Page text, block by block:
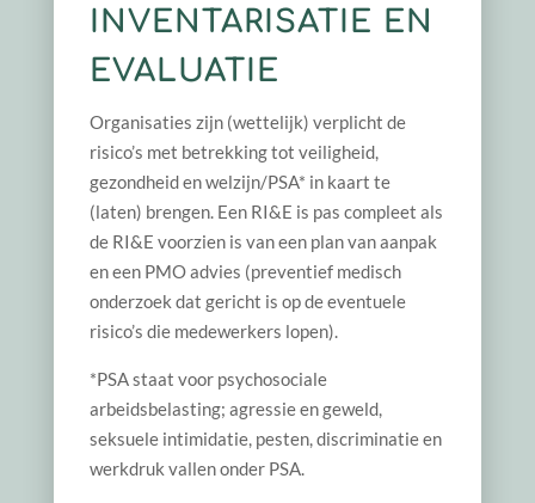
INVENTARISATIE EN
EVALUATIE
Organisaties zijn (wettelijk) verplicht de
risico’s met betrekking tot veiligheid,
gezondheid en welzijn/PSA* in kaart te
(laten) brengen. Een RI&E is pas compleet als
de RI&E voorzien is van een plan van aanpak
en een PMO advies (preventief medisch
onderzoek dat gericht is op de eventuele
risico’s die medewerkers lopen).
*PSA staat voor psychosociale
arbeidsbelasting; agressie en geweld,
seksuele intimidatie, pesten, discriminatie en
werkdruk vallen onder PSA.